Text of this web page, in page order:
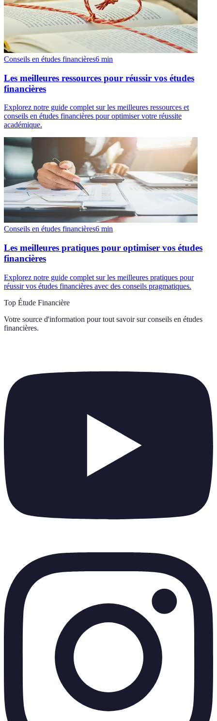
Conseils en études financières6 min
Les meilleures ressources pour réussir vos études
financières
Explorez notre guide complet sur les meilleures ressources et
conseils en études financières pour optimiser votre réussite
académique.
Conseils en études financières6 min
Les meilleures pratiques pour optimiser vos études
financières
Explorez notre guide complet sur les meilleures pratiques pour
réussir vos études financières avec des conseils pragmatiques.
Top Étude Financière
Votre source d'information pour tout savoir sur conseils en études
financières.